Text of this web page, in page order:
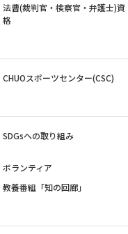
法曹(裁判官・検察官・弁護士)資
格
CHUOスポーツセンター(CSC)
SDGsへの取り組み
ボランティア
教養番組「知の回廊」